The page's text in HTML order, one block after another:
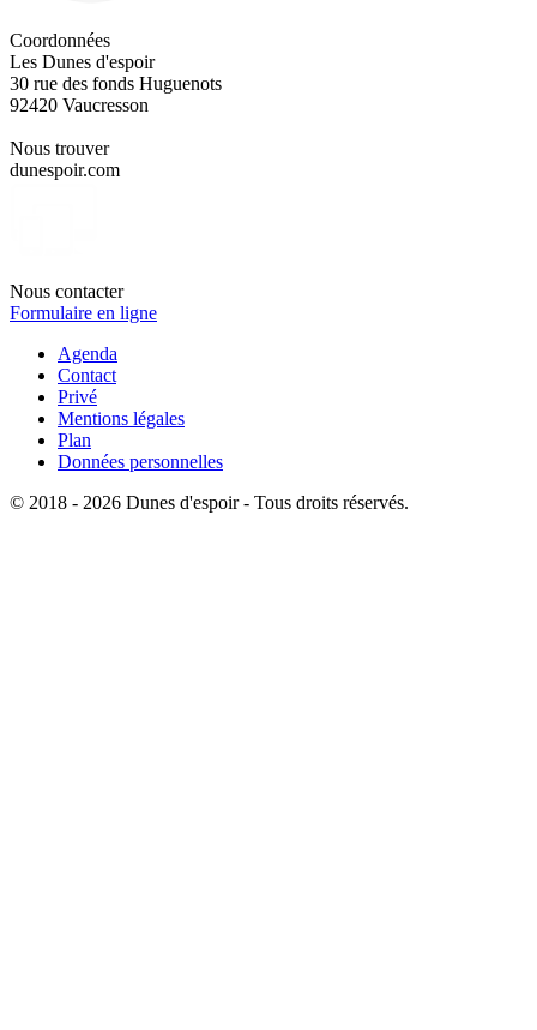
Coordonnées
Les Dunes d'espoir
30 rue des fonds Huguenots
92420 Vaucresson
Nous trouver
dunespoir.com
Nous contacter
Formulaire en ligne
Agenda
Contact
Privé
Mentions légales
Plan
Données personnelles
© 2018 - 2026 Dunes d'espoir - Tous droits réservés.